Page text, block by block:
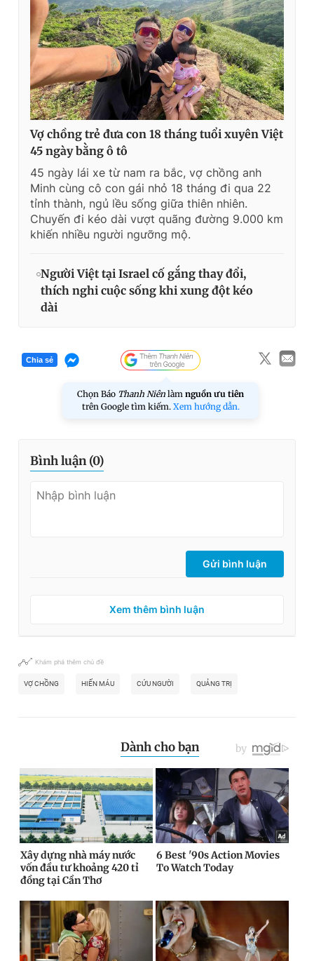
Vợ chồng trẻ đưa con 18 tháng tuổi xuyên Việt
45 ngày bằng ô tô
45 ngày lái xe từ nam ra bắc, vợ chồng anh
Minh cùng cô con gái nhỏ 18 tháng đi qua 22
tỉnh thành, ngủ lều sống giữa thiên nhiên.
Chuyến đi kéo dài vượt quãng đường 9.000 km
khiến nhiều người ngưỡng mộ.
Người Việt tại Israel cố gắng thay đổi,
thích nghi cuộc sống khi xung đột kéo
dài
Chia sẻ
Chọn Báo Thanh Niên làm nguồn ưu tiên
trên Google tìm kiếm. Xem hướng dẫn.
Bình luận (0)
Gửi bình luận
Xem thêm bình luận
Khám phá thêm chủ đề
VỢ CHỒNG HIẾN MÁU CỨU NGƯỜI QUẢNG TRỊ